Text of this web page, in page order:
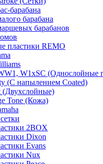
барабана
барабана
барабанов
пластики REMO
W1xSC (Однослойные
(C напылением Coated)
(Двухслойные)
Tone (Кожа)
2BOX
Dixon
Evans
Nux